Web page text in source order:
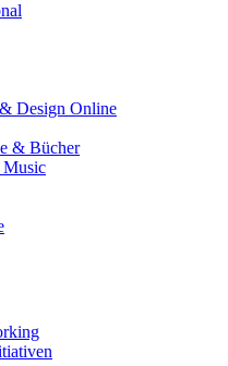
Design Online
& Bücher
Music